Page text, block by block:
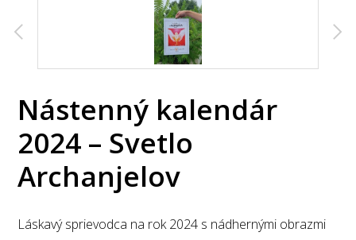
Nástenný kalendár
2024 – Svetlo
Archanjelov
Láskavý sprievodca na rok 2024 s nádhernými obrazmi